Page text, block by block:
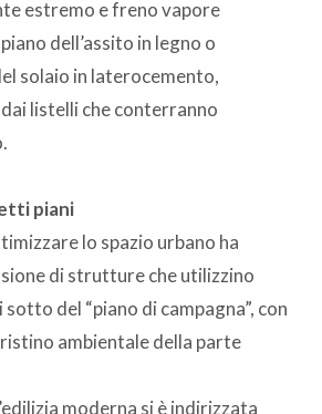
estremo e freno vapore
dell’assito in legno o
solaio in laterocemento,
listelli che conterranno
piani
lo spazio urbano ha
di strutture che utilizzino
sotto del “piano di campagna”, con
ambientale della parte
moderna si è indirizzata